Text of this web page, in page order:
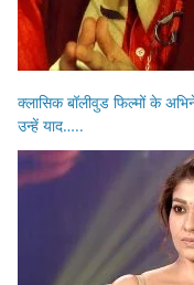
क्लासिक बॉलीवुड फिल्मों के
उन्हें याद…..